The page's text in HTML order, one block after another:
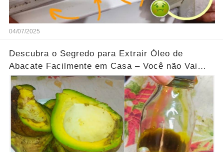
04/07/2025
Descubra o Segredo para Extrair Óleo de
Abacate Facilmente em Casa – Você não Vai
Acreditar nos Benefícios...Ver mais